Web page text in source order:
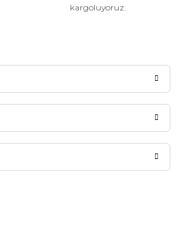
kargoluyoruz.